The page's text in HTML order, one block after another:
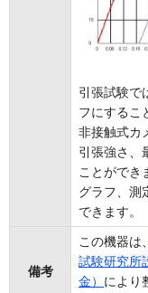
引張試験で
フにするこ
非接触式カ
引張強さ、
ことができ
グラフ、測
できます。
備考
この機器は、
試験研究所
金） により